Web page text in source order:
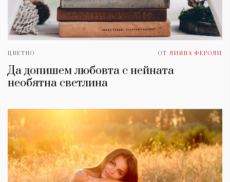
ЦВЕТНО ОТ ЛИЯНА ФЕРОЛИ
Да допишем любовта с нейната
необятна светлина